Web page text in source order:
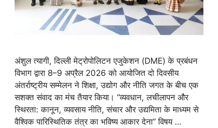
अंशुल त्यागी, दिल्ली मेट्रोपोलिटन एजुकेशन (DME) के प्रबंधन
विभाग द्वारा 8–9 अप्रैल 2026 को आयोजित दो दिवसीय
अंतर्राष्ट्रीय सम्मेलन ने शिक्षा, उद्योग और नीति जगत के बीच एक
सशक्त संवाद का मंच तैयार किया। “व्यवधान, लचीलापन और
स्थिरता: कानून, व्यवसाय नीति, संचार और उद्यमिता के माध्यम से
वैश्विक पारिस्थितिक तंत्र का भविष्य आकार देना” विषय …